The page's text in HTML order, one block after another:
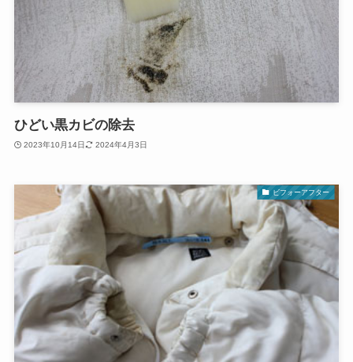
ひどい黒カビの除去
2023年10月14日 2024年4月3日
ビフォーアフター